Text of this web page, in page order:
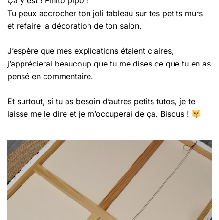
Tu peux accrocher ton joli tableau sur tes petits murs
et refaire la décoration de ton salon.
J’espère que mes explications étaient claires,
j’apprécierai beaucoup que tu me dises ce que tu en as
pensé en commentaire.
Et surtout, si tu as besoin d’autres petits tutos, je te
laisse me le dire et je m’occuperai de ça. Bisous !